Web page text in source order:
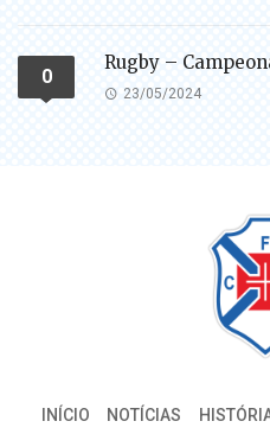
0
Rugby –
23/05/2024
INÍCIO NOTÍCIAS